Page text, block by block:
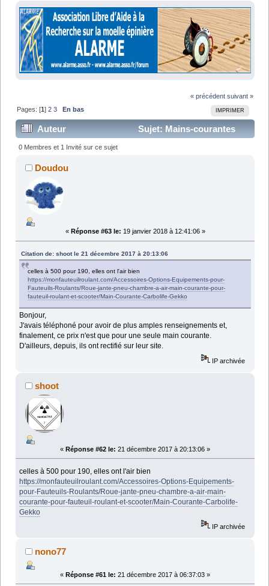
« précédent suivant »
IMPRIMER
Pages: [1]2 3 En bas
Auteur
Sujet: Mains-courantes
"Surge" et "Surge LT" (Lu 55555 fois)
0 Membres et 1 Invité sur ce sujet
Doudou
« Réponse #63 le: 19 janvier 2018 à 12:41:06 »
Citation de: shoot le 21 décembre 2017 à 20:13:06
celles à 500 pour 190, elles ont l'air bien
https://monfauteuilroulant.com/Accessoires-Options-Equipements-pour-
Fauteuils-Roulants/Roue-jante-pneu-chambre-a-air-main-courante-pour-
fauteuil-roulant-et-scooter/Main-Courante-Carbolife-Gekko
Bonjour,
J'avais téléphoné pour avoir de plus amples renseignements et,
finalement, ce prix n'est que pour une seule main courante.
D'ailleurs, depuis, ils ont rectifié sur leur site.
IP archivée
shoot
« Réponse #62 le: 21 décembre 2017 à 20:13:06 »
celles à 500 pour 190, elles ont l'air bien
https://monfauteuilroulant.com/Accessoires-Options-Equipements-
pour-Fauteuils-Roulants/Roue-jante-pneu-chambre-a-air-main-
courante-pour-fauteuil-roulant-et-scooter/Main-Courante-Carbolife-
Gekko
IP archivée
nono77
« Réponse #61 le: 21 décembre 2017 à 06:37:03 »